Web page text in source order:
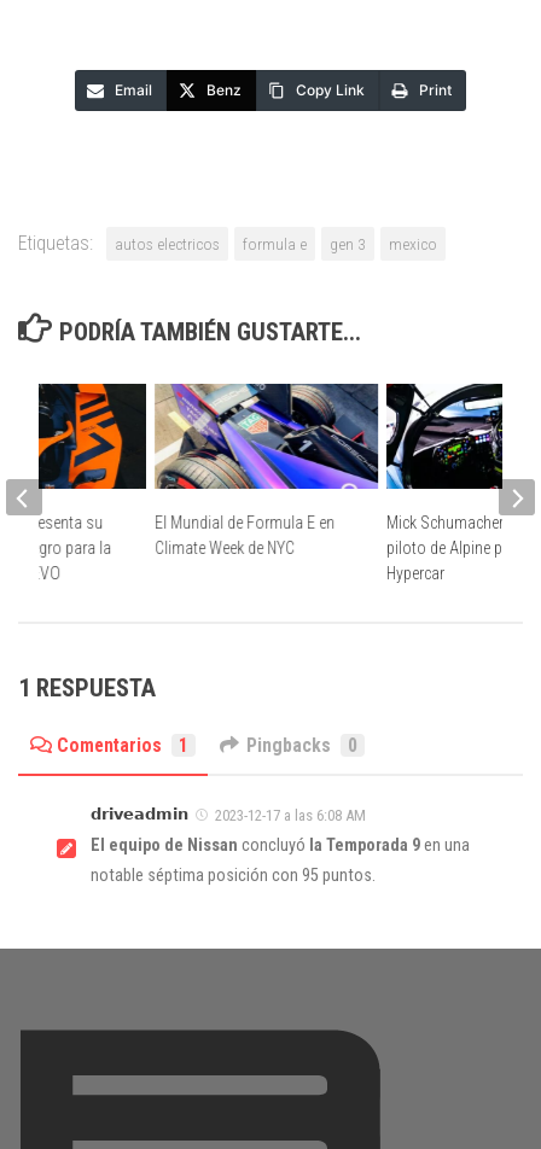
Email Benz Copy Link Print
Etiquetas: autos electricos formula e gen 3 mexico
PODRÍA TAMBIÉN GUSTARTE...
El Mundial de Formula E en
Climate Week de NYC
Mick Schumacher,
piloto de Alpine para el
Hypercar
presenta su
y negro para la
EVO
1 RESPUESTA
Comentarios 1 Pingbacks 0
𝗱𝗿𝗶𝘃𝗲𝗮𝗱𝗺𝗶𝗻 2023-12-17 a las 6:08 AM
El equipo de Nissan concluyó la Temporada 9en una
notable séptima posición con 95 puntos.